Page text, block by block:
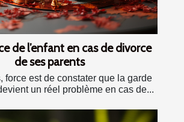
de l’enfant en cas de divorce
de ses parents
force est de constater que la garde
un réel problème en cas de...